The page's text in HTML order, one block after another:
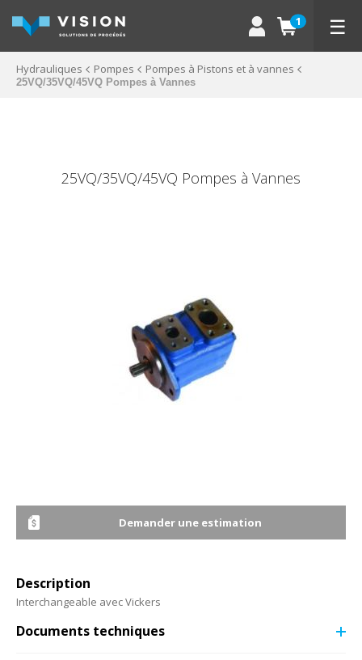
1 ☰
Hydrauliques Pompes Pompes à Pistons et à vannes
25VQ/35VQ/45VQ Pompes à Vannes
25VQ/35VQ/45VQ Pompes à Vannes
Demander une estimation
Description
Interchangeable avec Vickers
Documents techniques